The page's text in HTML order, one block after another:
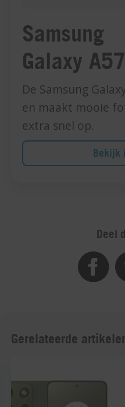
Samsung
Galaxy A57
De Samsung
en maakt mooie
extra snel op.
Bekijk
Deel
Gerelateerde